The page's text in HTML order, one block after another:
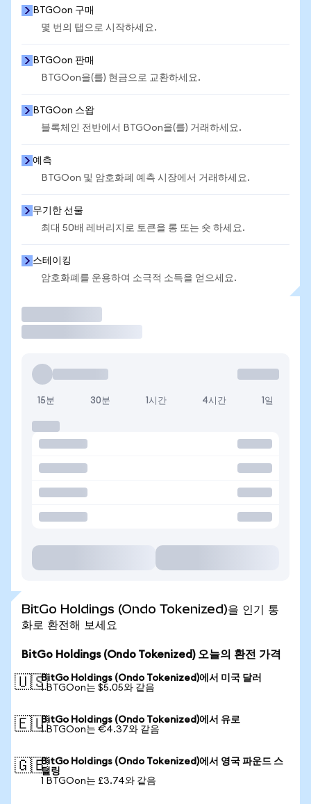
BTGOon 구매
몇 번의 탭으로 시작하세요.
BTGOon 판매
BTGOon을(를) 현금으로 교환하세요.
BTGOon 스왑
블록체인 전반에서 BTGOon을(를) 거래하세요.
예측
BTGOon 및 암호화폐 예측 시장에서 거래하세요.
무기한 선물
최대 50배 레버리지로 토큰을 롱 또는 숏 하세요.
스테이킹
암호화폐를 운용하여 소극적 소득을 얻으세요.
15분 30분 1시간 4시간 1일
BitGo Holdings (Ondo Tokenized)을 인기 통
화로 환전해 보세요
BitGo Holdings (Ondo Tokenized) 오늘의 환전 가격
🇺🇸BitGo Holdings (Ondo Tokenized)에서 미국 달러
1 BTGOon는 $5.05와 같음
🇪🇺BitGo Holdings (Ondo Tokenized)에서 유로
1 BTGOon는 €4.37와 같음
🇬🇧BitGo Holdings (Ondo Tokenized)에서 영국 파운드 스
털링
1 BTGOon는 £3.74와 같음